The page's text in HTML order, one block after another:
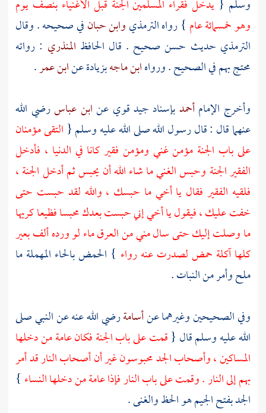
وسلم { يدخل فقراء المسلمين الجنة قبل الأغنياء بنصف يوم
وهو خمسمائة عام } رواهالترمذيوابن حبانفي صحيحه . وقال
الترمذي حديث حسن صحيح . قال الحافظ المنذري : رواته
محتج بهم في الصحيح . ورواهابن ماجهبزيادة عنابن عمر.
وأخرج الإمامأحمدبإسناد جيد قوي عنابن عباسرضي الله
عنهما قال : قال رسول الله صلى الله عليه وسلم { التقى مؤمنان
على باب الجنة مؤمن غني ومؤمن فقير كانا في الدنيا ، فأدخل
الفقير الجنة وحبس الغني ما شاء الله أن يحبس ثم أدخل الجنة ،
فلقيه الفقير فقال يا أخي ما حبسك ، والله لقد حبست حتى
خفت عليك ، فيقول يا أخي إني حبست بعدك محبسا فظيعا كريها
ما وصلت إليك حتى سال مني من العرق ماء لو ورده ألف بعير
كلها آكلة حمض لصدرت عنه رواء } الحمض بالحاء المهملة ما
ملح وأمر من النبات .
وفي الصحيحين وغيرهما عنأسامةرضي الله عنه عن النبي صلى
الله عليه وسلم قال {قمت على باب الجنة فكان عامة من دخلها
المساكين ، وأصحاب الجد محبوسون غير أن أصحاب النار قد أمر
بهم إلى النار . وقمت على باب النار فإذا عامة من دخلها النساء }
الجد بفتح الجيم هو الحظ والغنى .